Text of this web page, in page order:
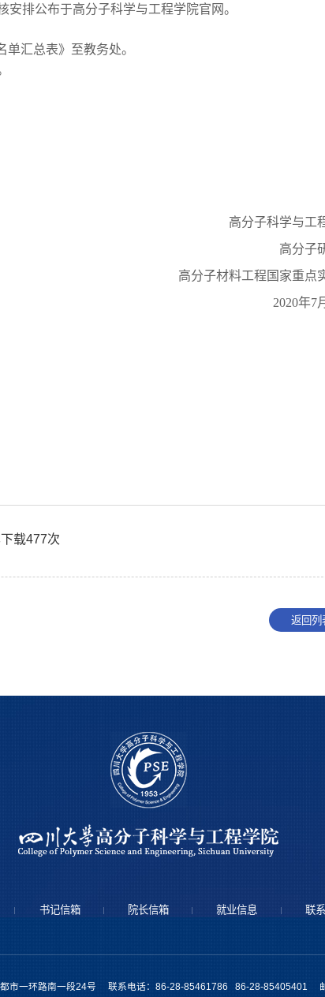
排公布于高分子科学与工程学院官网。
单汇总表》至教务处。
高分子科学与工
高分子
高分子材料工程国家重点
2020年7
载477次
返回列
书记信箱 院长信箱 就业信息 联
都市一环路南一段24号 联系电话：86-28-85461786 86-28-85405401